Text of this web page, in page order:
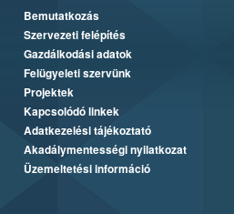
Bemutatkozás
Szervezeti felépítés
Gazdálkodási adatok
Felügyeleti szervünk
Projektek
Kapcsolódó linkek
Adatkezelési tájékoztató
Akadálymentességi nyilatkozat
Üzemeltetési információ